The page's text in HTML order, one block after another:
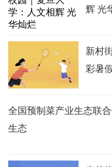
辉 光
新村
彩暑
全国预制菜产业生态联
生态